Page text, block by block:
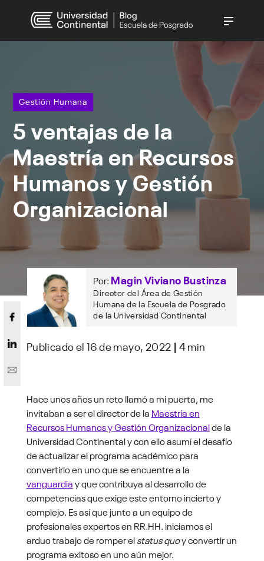
CATEGORÍAS
Derecho(138)
Gestión Humana
(90)
(70)
Ver todo
Gestión Humana
5 ventajas de la
Maestría en Recursos
Humanos y Gestión
Organizacional
Por: Magin Viviano Bustinza
Director del Área de Gestión
Humana de la Escuela de Posgrado
de la Universidad Continental
Publicado el 16 de mayo, 2022 | 4 min
Hace unos años un reto llamó a mi puerta, me
invitaban a ser el director de la Maestría en
Recursos Humanos y Gestión Organizacionalde la
Universidad Continental y con ello asumí el desafío
de actualizar el programa académico para
convertirlo en uno que se encuentre a la
vanguardiay que contribuya al desarrollo de
competencias que exige este entorno incierto y
complejo. Es así que junto a un equipo de
profesionales expertos en RR.HH. iniciamos el
arduo trabajo de romper elstatus quoy convertir un
programa exitoso en uno aún mejor.